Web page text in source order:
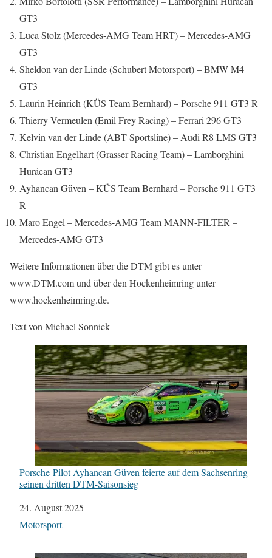
GT3
Luca Stolz (Mercedes-AMG Team HRT) – Mercedes-AMG
GT3
Sheldon van der Linde (Schubert Motorsport) – BMW M4
GT3
Laurin Heinrich (KÜS Team Bernhard) – Porsche 911 GT3 R
Thierry Vermeulen (Emil Frey Racing) – Ferrari 296 GT3
Kelvin van der Linde (ABT Sportsline) – Audi R8 LMS GT3
Christian Engelhart (Grasser Racing Team) – Lamborghini
Hurácan GT3
Ayhancan Güven – KÜS Team Bernhard – Porsche 911 GT3
R
Maro Engel – Mercedes-AMG Team MANN-FILTER –
Mercedes-AMG GT3
Weitere Informationen über die DTM gibt es unter
www.DTM.com und über den Hockenheimring unter
www.hockenheimring.de.
Text von Michael Sonnick
Porsche-Pilot Ayhancan Güven feierte auf dem Sachsenring
seinen dritten DTM-Saisonsieg
Datum
24. August 2025
In Bezug auf
Motorsport